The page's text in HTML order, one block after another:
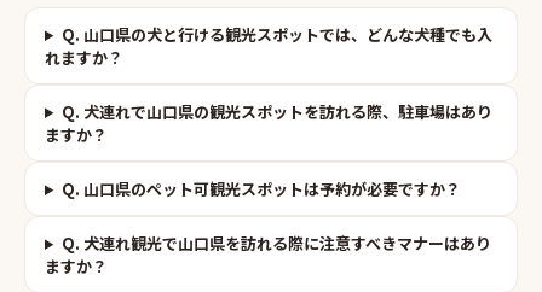
Q. 山口県の犬と行ける観光スポットでは、どんな犬種でも入
れますか？
Q. 犬連れで山口県の観光スポットを訪れる際、駐車場はあり
ますか？
Q. 山口県のペット可観光スポットは予約が必要ですか？
Q. 犬連れ観光で山口県を訪れる際に注意すべきマナーはあり
ますか？